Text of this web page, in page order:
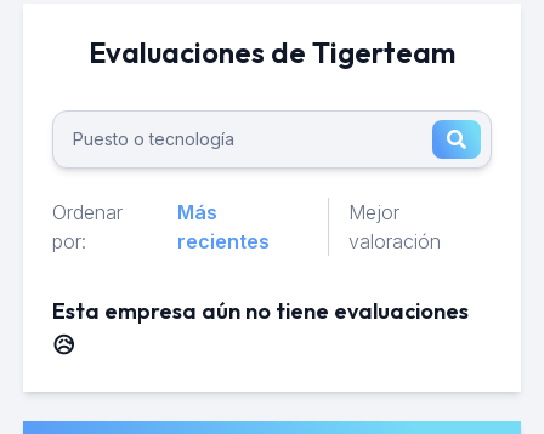
Evaluaciones de Tigerteam
Ordenar
por:
Más
recientes
Mejor
valoración
Esta empresa aún no tiene evaluaciones
😥